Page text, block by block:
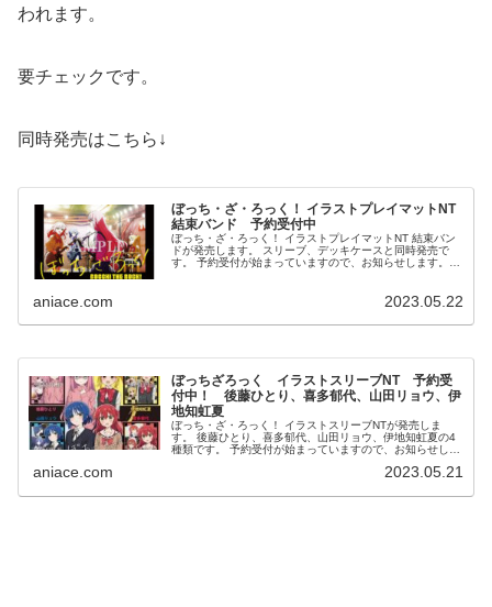
われます。
要チェックです。
同時発売はこちら↓
ぼっち・ざ・ろっく！ イラストプレイマットNT
結束バンド 予約受付中
ぼっち・ざ・ろっく！ イラストプレイマットNT 結束バン
ドが発売します。 スリーブ、デッキケースと同時発売で
す。 予約受付が始まっていますので、お知らせします。
aniace.com 2023.05.22
ぼっちざろっく イラストスリーブNT 予約受
付中！ 後藤ひとり、喜多郁代、山田リョウ、伊
地知虹夏
ぼっち・ざ・ろっく！ イラストスリーブNTが発売しま
す。 後藤ひとり、喜多郁代、山田リョウ、伊地知虹夏の4
種類です。 予約受付が始まっていますので、お知らせしま
aniace.com 2023.05.21